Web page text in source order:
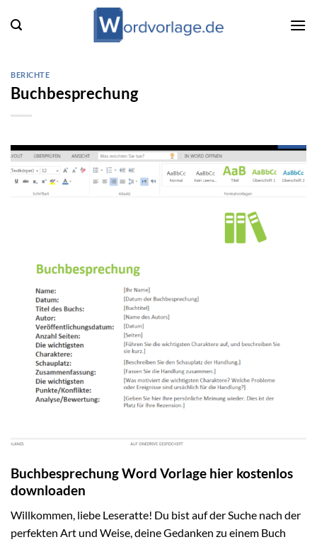
Inhalt
BERICHTE
Buchbesprechung
Buchbesprechung Word Vorlage hier kostenlos
downloaden
Willkommen, liebe Leseratte! Du bist auf der Suche nach der
perfekten Art und Weise, deine Gedanken zu einem Buch